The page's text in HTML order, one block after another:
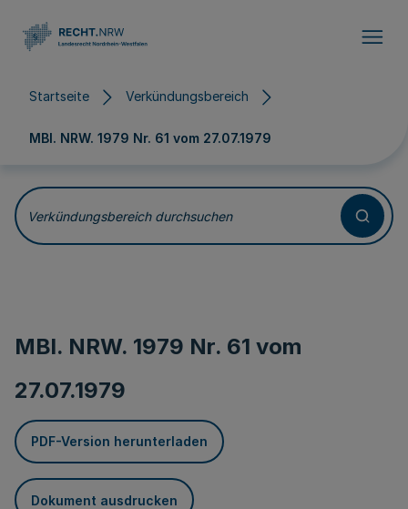
Startseite Verkündungsbereich
MBl. NRW. 1979 Nr. 61 vom 27.07.1979
Verkündungsbereich durchsuchen
MBl. NRW. 1979 Nr. 61 vom
27.07.1979
PDF-Version herunterladen
Dokument ausdrucken